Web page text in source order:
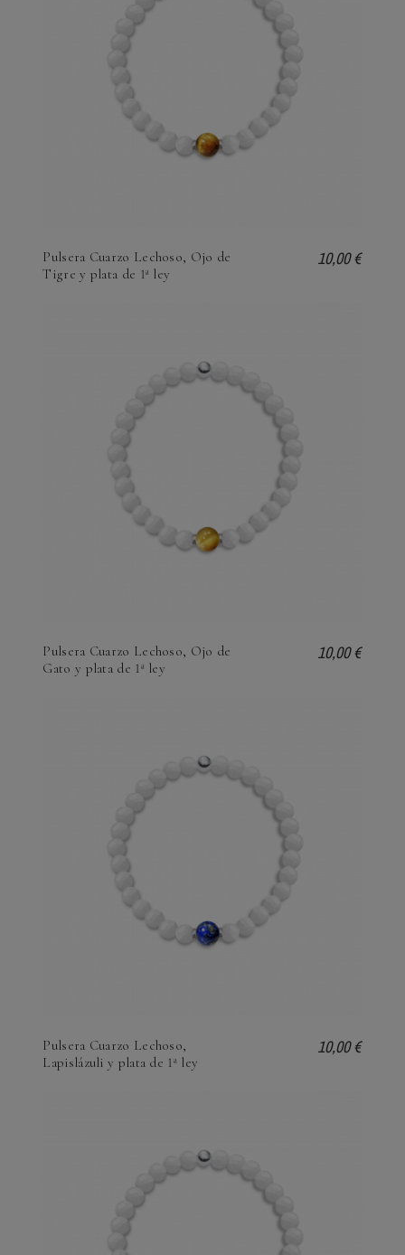
Pulsera Cuarzo Lechoso, Ojo de
Tigre y plata de 1ª ley
10,00 €
Pulsera Cuarzo Lechoso, Ojo de
Gato y plata de 1ª ley
10,00 €
Pulsera Cuarzo Lechoso,
Lapislázuli y plata de 1ª ley
10,00 €